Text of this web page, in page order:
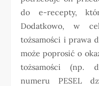
do e-recepty,
Dodatkowo, w
tożsamości i prawa
może poprosić o
tożsamości (np.
numeru PESEL